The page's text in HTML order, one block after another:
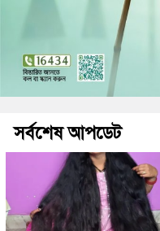
সর্বশেষ আপডেট